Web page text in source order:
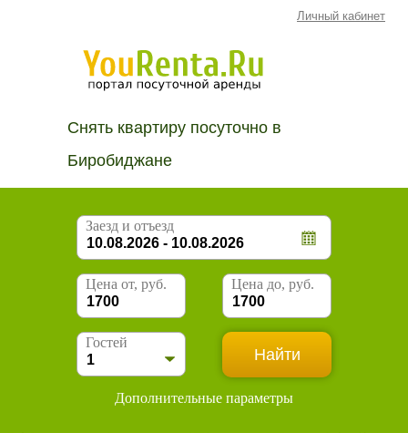
Личный кабинет
Снять квартиру посуточно в
Биробиджане
Заезд и отъезд
Цена от, руб. Цена до, руб.
Гостей
Дополнительные параметры